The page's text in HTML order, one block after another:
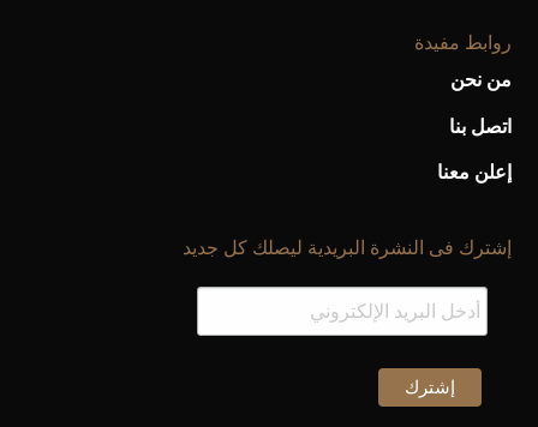
روابط مفيدة
من نحن
اتصل بنا
إعلن معنا
إشترك فى النشرة البريدية ليصلك كل جديد